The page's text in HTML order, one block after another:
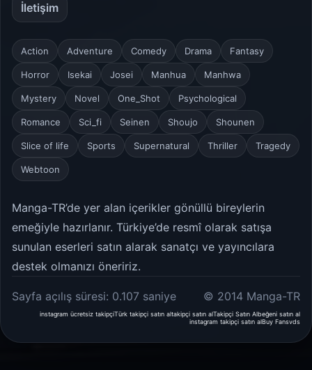
İletişim
Action Adventure Comedy Drama Fantasy
Horror Isekai Josei Manhua Manhwa
Mystery Novel One_Shot Psychological
Romance Sci_fi Seinen Shoujo Shounen
Slice of life Sports Supernatural Thriller Tragedy
Webtoon
Manga-TR’de yer alan içerikler gönüllü bireylerin
emeğiyle hazırlanır. Türkiye’de resmî olarak satışa
sunulan eserleri satın alarak sanatçı ve yayıncılara
destek olmanızı öneririz.
Sayfa açılış süresi: 0.107 saniye © 2014 Manga-TR
instagram ücretsiz takipçiTürk takipçi satın altakipçi satın alTakipçi Satın Albeğeni satın al
instagram takipçi satın alBuy Fansvds